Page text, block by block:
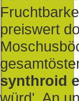
preiswert
synthroid